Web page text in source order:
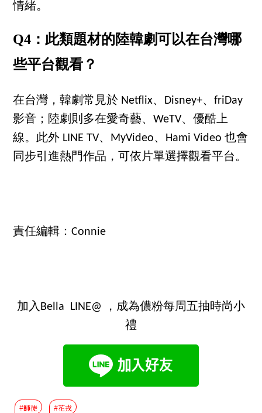
情緒。
Q4：此類題材的陸韓劇可以在台灣哪
些平台觀看？
在台灣，韓劇常見於 Netflix、Disney+、friDay
影音；陸劇則多在愛奇藝、WeTV、優酷上
線。此外 LINE TV、MyVideo、Hami Video 也會
同步引進熱門作品，可依片單選擇觀看平台。
責任編輯：Connie
加入Bella LINE@ ，成為儂粉每周五抽時尚小
禮
#師徒 #花戎